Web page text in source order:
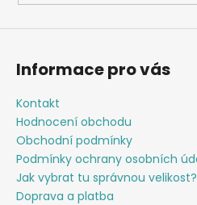
Informace pro vás
Kontakt
Hodnocení obchodu
Obchodní podmínky
Podmínky ochrany osobních
Jak vybrat tu správnou velikost?
Doprava a platba